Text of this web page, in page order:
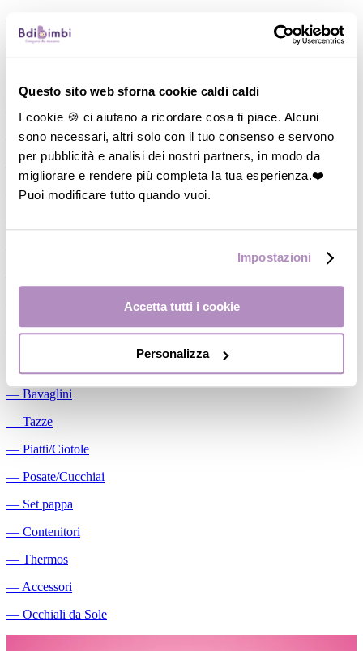
Questo sito web sforna cookie caldi caldi
I cookie 🍪 ci aiutano a ricordare cosa ti piace. Alcuni
sono necessari, altri solo con il tuo consenso e servono
per pubblicità e analisi dei nostri partners, in modo da
migliorare e rendere più completa la tua esperienza.❤️
Puoi modificare tutto quando vuoi.
Impostazioni
Accetta tutti i cookie
Personalizza
Aspiratori nasali manuali
―
Cuscini allattamento
―Biberon
―
Tettarelle
―Succhietti
Conservalatte Materno
―Massaggiagengive
― Bavaglini
― Tazze
― Piatti/Ciotole
― Posate/Cucchiai
― Set pappa
― Contenitori
― Thermos
― Accessori
― Occhiali da Sole